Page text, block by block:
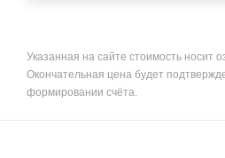
Указанная на сайте стоимость носит
Окончательная цена будет
формировании счёта.